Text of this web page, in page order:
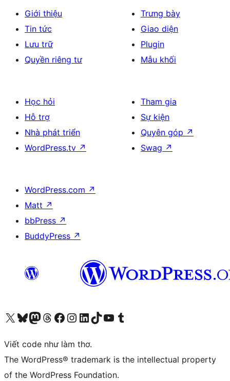
Giới thiệu
Tin tức
Lưu trữ
Quyền riêng tư
Trưng bày
Giao diện
Plugin
Mẫu khối
Học hỏi
Hỗ trợ
Nhà phát triển
WordPress.tv ↗
Tham gia
Sự kiện
Quyên góp ↗
Swag ↗
WordPress.com ↗
Matt ↗
bbPress ↗
BuddyPress ↗
Truy cập tài khoản X (trước đây là Twitter) của chúng tôiVisit our Bluesky account
Visit our Mastodon account
Visit our Threads account
Xem trang Facebook của chúng tôiTruy cập tài khoản Instagram của chúng tôiTruy cập tài khoản LinkedIn của chúng tôiVisit our TikTok account
Truy cập kênh YouTube của chúng tôi Visit our Tumblr account
Viết code như làm thơ.
The WordPress® trademark is the intellectual property
of the WordPress Foundation.